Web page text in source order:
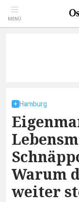
MENÜ
Hamburg
Warum
weiter